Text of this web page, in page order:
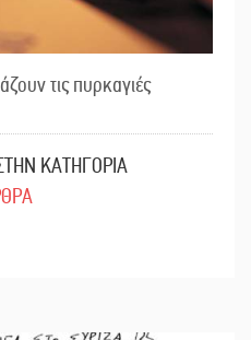
τις πυρκαγιές
ΚΑΤΗΓΟΡΙΑ